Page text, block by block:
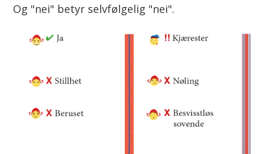
u
Og "nei" betyr selvfølgelig "nei".